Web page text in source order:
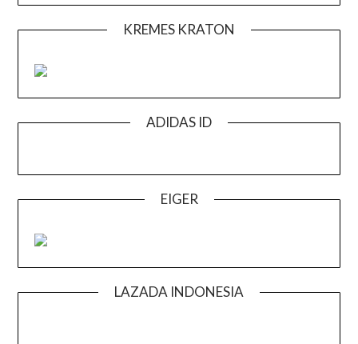
KREMES KRATON
ADIDAS ID
EIGER
LAZADA INDONESIA